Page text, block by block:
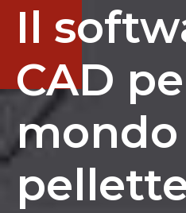
Il
CAD
mondo